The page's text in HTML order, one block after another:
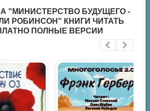
"МИНИСТЕРСТВО БУДУЩЕГО -
РОБИНСОН" КНИГИ ЧИТАТЬ
ПОЛНЫЕ ВЕРСИИ